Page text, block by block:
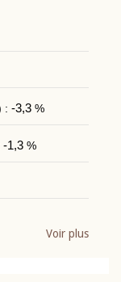
: -3,3%
-1,3%
Voir plus